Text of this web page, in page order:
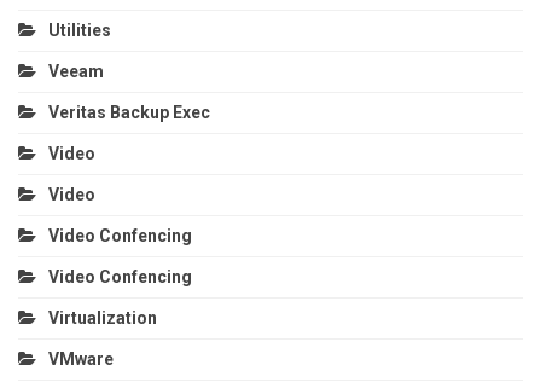
Utilities
Veeam
Veritas Backup Exec
Video
Video
Video Confencing
Video Confencing
Virtualization
VMware